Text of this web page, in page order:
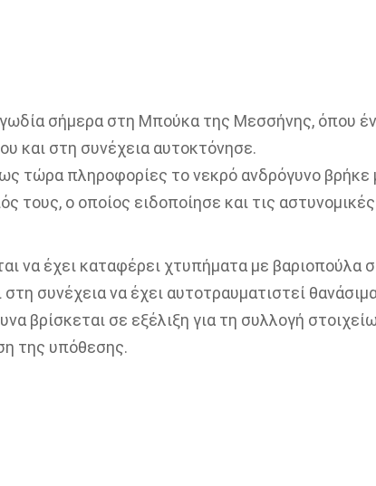
σήμερα στη Μπούκα της Μεσσήνης, όπου
και στη συνέχεια αυτοκτόνησε.
τώρα πληροφορίες το νεκρό ανδρόγυνο βρήκε
τους, ο οποίος ειδοποίησε και τις
να έχει καταφέρει χτυπήματα με βαριοπούλα
στη συνέχεια να έχει αυτοτραυματιστεί
βρίσκεται σε εξέλιξη για τη συλλογή
της υπόθεσης.